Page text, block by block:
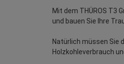
Mit dem THÜROS T3
und bauen Sie Ihre
Natürlich müssen Sie
Holzkohleverbrauch